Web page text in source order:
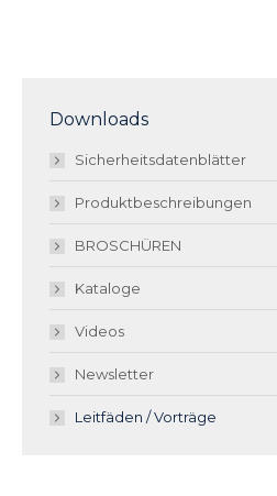
Downloads
Sicherheitsdatenblätter
Produktbeschreibungen
BROSCHÜREN
Kataloge
Videos
Newsletter
Leitfäden / Vorträge